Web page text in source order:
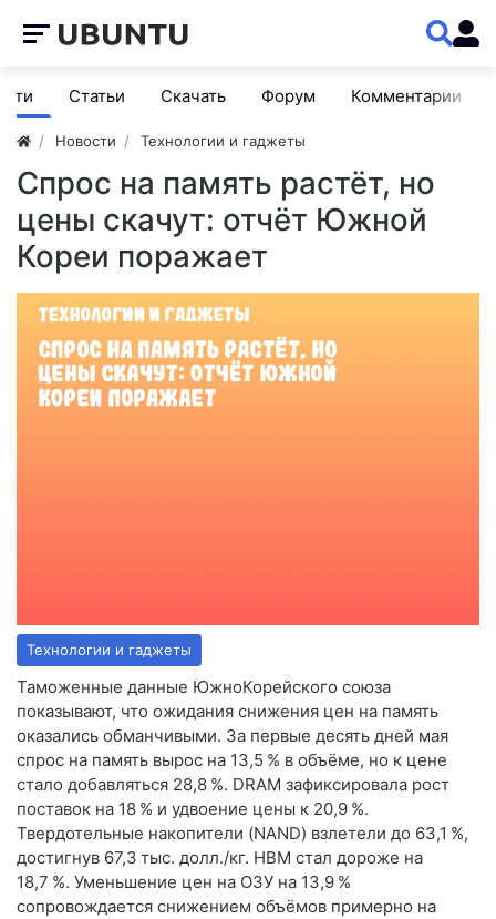
Статьи Скачать Форум Комментарии
Новости Технологии и гаджеты
Спрос на память растёт, но
цены скачут: отчёт Южной
Кореи поражает
Технологии и гаджеты
Таможенные данные ЮжноКорейского союза
показывают, что ожидания снижения цен на память
оказались обманчивыми. За первые десять дней мая
спрос на память вырос на 13,5 % в объёме, но к цене
стало добавляться 28,8 %. DRAM зафиксировала рост
поставок на 18 % и удвоение цены к 20,9 %.
Твердотельные накопители (NAND) взлетели до 63,1 %,
достигнув 67,3 тыс. долл./кг. HBM стал дороже на
18,7 %. Уменьшение цен на ОЗУ на 13,9 %
сопровождается снижением объёмов примерно на